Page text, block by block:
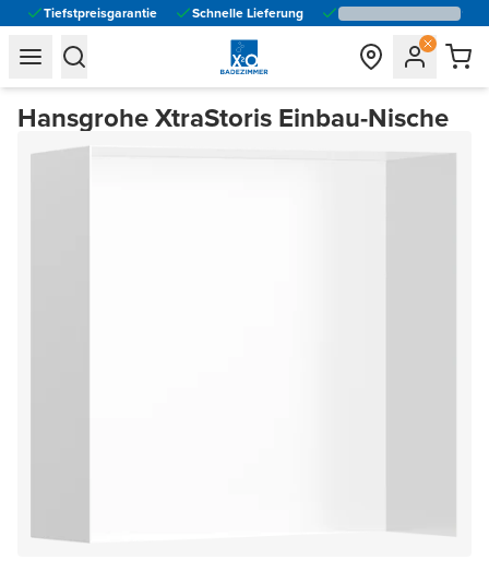
Tiefstpreisgarantie Schnelle Lieferung
general.navigation.toggle_menu.label
general.navigation.toggle_menu.label
Hansgrohe XtraStoris Einbau-Nische